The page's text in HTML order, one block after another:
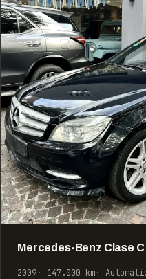
Mercedes-Benz Clase
2009 147.000 km